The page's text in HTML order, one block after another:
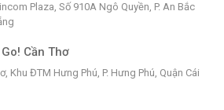
Plaza, Số 910A Ngô Quyền, P. An Bắc
Cần Thơ
Khu ĐTM Hưng Phú, P. Hưng Phú, Quận Cái